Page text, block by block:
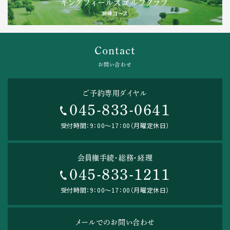
キングフィールズゴルフクラブ
姉妹コース
Contact
お問い合わせ
ご予約専用ダイヤル
045-833-0641
受付時間：9：00～17：00（月曜定休日）
会員権手続・総務・経理
045-833-1211
受付時間：9：00～17：00（月曜定休日）
メールでのお問い合わせ